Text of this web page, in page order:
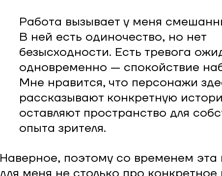
Работа вызывает у меня
В ней есть одиночество, но нет
безысходности. Есть тревога
одновременно — спокойствие
Мне нравится, что персонажи
рассказывают конкретную
оставляют пространство для
опыта зрителя.
Наверное, поэтому со временем эта